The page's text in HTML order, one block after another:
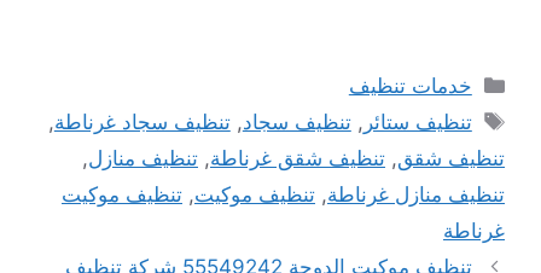
التصنيفات
خدمات تنظيف
الوسوم
تنظيف ستائر ,تنظيف سجاد,تنظيف سجاد غرناطة,
تنظيف شقق, تنظيف شقق غرناطة, تنظيف منازل,
تنظيف منازل غرناطة, تنظيف موكيت, تنظيف موكيت
غرناطة
تنظيف موكيت الدوحة 55549242 شركة تنظيف